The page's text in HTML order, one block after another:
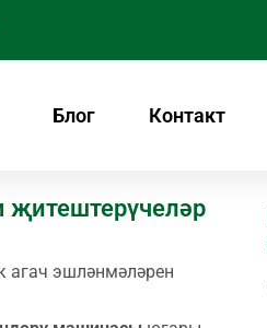
Блог Контакт
җитештерүчеләр
агач эшләнмәләрен